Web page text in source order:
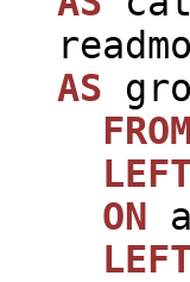
AS
FROM
LEFT
ON a
LEFT